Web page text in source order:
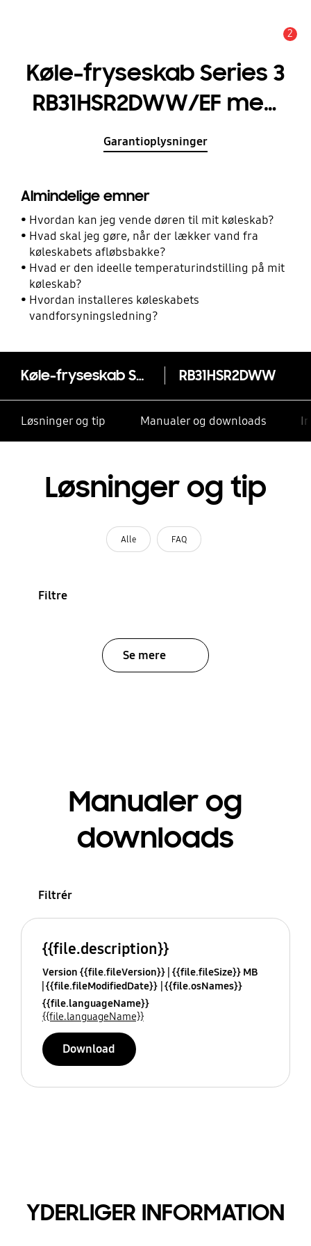
2
Køle-fryseskab Series 3
RB31HSR2DWW/EF med
SpaceMax™ 185 cm
Garantioplysninger
Almindelige emner
Hvordan kan jeg vende døren til mit køleskab?
Hvad skal jeg gøre, når der lækker vand fra
køleskabets afløbsbakke?
Hvad er den ideelle temperaturindstilling på mit
køleskab?
Hvordan installeres køleskabets
vandforsyningsledning?
Køle-fryseskab Series 3 RB31HSR2DWW/EF med SpaceMax™ 185 cm RB31HSR2DWW
Løsninger og tip Manualer og downloads
Løsninger og tip
Alle FAQ
Filtre
Se mere
Manualer og
downloads
Filtrér
{{file.description}}
Version {{file.fileVersion}} {{file.fileSize}} MB
{{file.fileModifiedDate}} {{file.osNames}}
{{file.languageName}}
{{file.languageName}}
Download
YDERLIGER INFORMATION